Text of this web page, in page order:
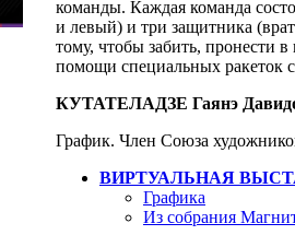
команды. Каждая команда
и левый) и три защитника
тому, чтобы забить, пронести
помощи специальных ракеток
КУТАТЕЛАДЗЕ Гаянэ
График. Член Союза
ВИРТУАЛЬНАЯ
Графика
Из собрания